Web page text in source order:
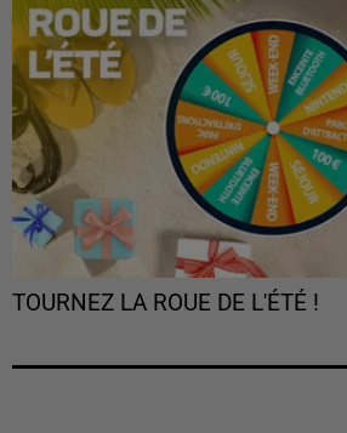
TOURNEZ LA ROUE DE L'ÉTÉ !